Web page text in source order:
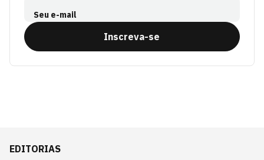
Seu e-mail
Inscreva-se
EDITORIAS